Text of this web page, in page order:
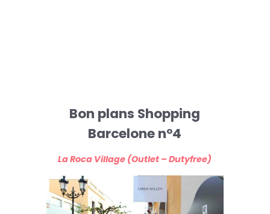
Bon plans Shopping
Barcelone n°4
La Roca Village (Outlet – Dutyfree)